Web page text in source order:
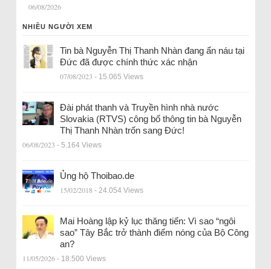
06/08/2026
NHIỀU NGƯỜI XEM
Tin bà Nguyễn Thị Thanh Nhàn đang ẩn náu tại
Đức đã được chính thức xác nhận
07/08/2023 - 15.065 Views
Đài phát thanh và Truyền hình nhà nước
Slovakia (RTVS) công bố thông tin bà Nguyễn
Thị Thanh Nhàn trốn sang Đức!
06/08/2023 - 5.164 Views
Ủng hộ Thoibao.de
15/02/2018 - 24.054 Views
Mai Hoàng lập kỷ lục thăng tiến: Vì sao “ngôi
sao” Tây Bắc trở thành điểm nóng của Bộ Công
an?
11/05/2026 - 18.500 Views